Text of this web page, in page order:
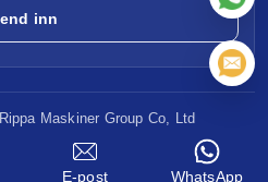
Rippa Maskiner Group Co, Ltd
E-post WhatsApp